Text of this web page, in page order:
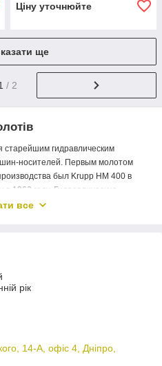
Ціну уточнюйте
ще
/ 2
старейшим гидравлическим
носителей. Первым молотом
был Krupp HM 400 в
1963 году. Гидравлические
предназначенные для разрушения
дробления породы, рытья
асфальта и многих других.
все
рік
14-А, офіс 4, Дніпро,